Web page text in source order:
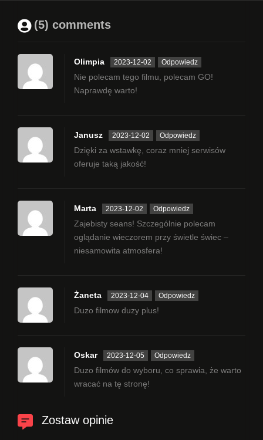
(5) comments
Olimpia 2023-12-02 Odpowiedz
Nie polecam tego filmu, polecam GO!
Naprawdę warto!
Janusz 2023-12-02 Odpowiedz
Dzięki za wstawkę, coraz mniej serwisów
oferuje taką jakość!
Marta 2023-12-02 Odpowiedz
Zajebisty seans! Szczególnie polecam
oglądanie wieczorem przy świetle świec –
niesamowita atmosfera!
Żaneta 2023-12-04 Odpowiedz
Duzo filmow duzy plus!
Oskar 2023-12-05 Odpowiedz
Duzo filmów do wyboru, co sprawia, że warto
wracać na tę stronę!
Zostaw opinie